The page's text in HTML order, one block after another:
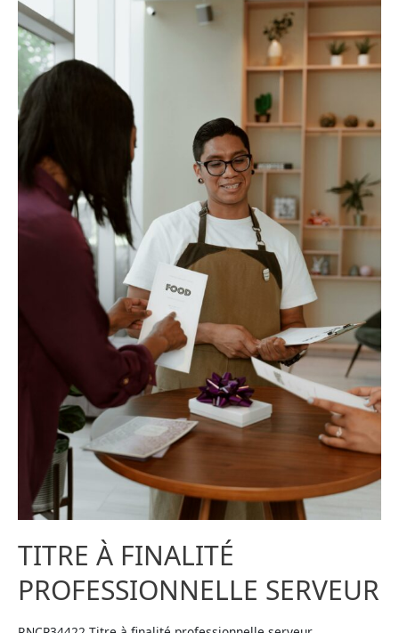
TITRE À FINALITÉ
PROFESSIONNELLE SERVEUR